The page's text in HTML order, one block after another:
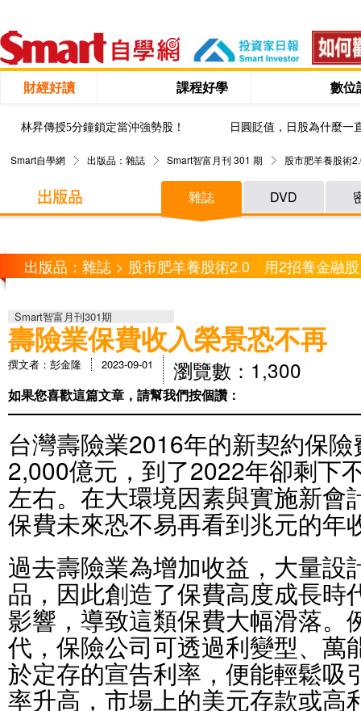
財經好讀 課程好學 數位
林昇傳授5分鐘鎖定當沖強勢股！ 日圓貶值，日股為什麼一
Smart自學網 出版品：雜誌 Smart智富月刊 301 期 股市肥羊養股
雜誌 DVD
出版品：雜誌 > 股市肥羊養股術2.0 用2招養金融
Smart智富月刊301期
壽險業保費收入榮景恐不再
撰文者：彭金隆 2023-09-01 瀏覽數：1,300
如果您喜歡這篇文章，請幫我們按個讚：
台灣壽險業2016年的新契約保
2,000億元，到了2022年卻剩下
左右。在大環境因素與實施新會
保費未來恐不易再看到兆元的年
過去壽險業為增加收益，大量設
品，因此創造了保費高度成長時
影響，導致這類保費大幅滑落。
代，保險公司可透過利變型、萬
於定存的宣告利率，便能輕鬆吸
率升高，市場上的美元存款或高